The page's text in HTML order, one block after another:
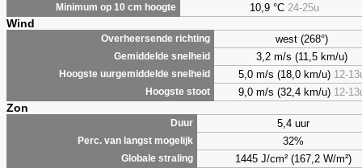
Minimum op 10 cm hoogte 10,9 °C 24-25u
Wind
Overheersende richting west (268°)
Gemiddelde snelheid 3,2 m/s (11,5 km/u)
Hoogste uurgemiddelde snelheid 5,0 m/s (18,0 km/u) 12-
Hoogste stoot 9,0 m/s (32,4 km/u) 12-
Zon
Duur 5,4 uur
Perc. van langst mogelijk 32%
Globale straling 1445 J/cm² (167,2 W/m²)